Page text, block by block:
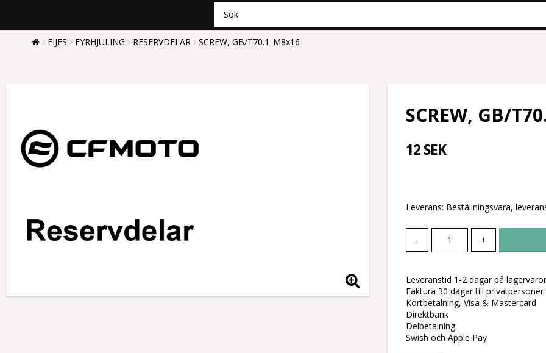
EIJES FYRHJULING RESERVDELAR SCREW, GB/T70.1_M8x16
SCREW, GB/
12 SEK
Leverans: Beställningsvara,
- +
Leveranstid 1-2 dagar på lagervaror
Faktura 30 dagar till
Kortbetalning, Visa & Mastercard
Direktbank
Delbetalning
Swish och Apple Pay